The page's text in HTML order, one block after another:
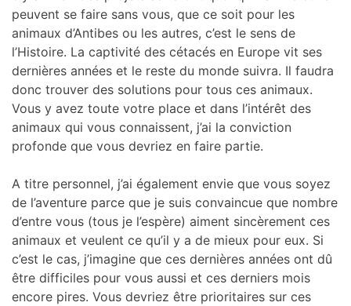
peuvent se faire sans vous, que ce soit pour les
animaux d’Antibes ou les autres, c’est le sens de
l’Histoire. La captivité des cétacés en Europe vit ses
dernières années et le reste du monde suivra. Il faudra
donc trouver des solutions pour tous ces animaux.
Vous y avez toute votre place et dans l’intérêt des
animaux qui vous connaissent, j’ai la conviction
profonde que vous devriez en faire partie.
A titre personnel, j’ai également envie que vous soyez
de l’aventure parce que je suis convaincue que nombre
d’entre vous (tous je l’espère) aiment sincèrement ces
animaux et veulent ce qu’il y a de mieux pour eux. Si
c’est le cas, j’imagine que ces dernières années ont dû
être difficiles pour vous aussi et ces derniers mois
encore pires. Vous devriez être prioritaires sur ces